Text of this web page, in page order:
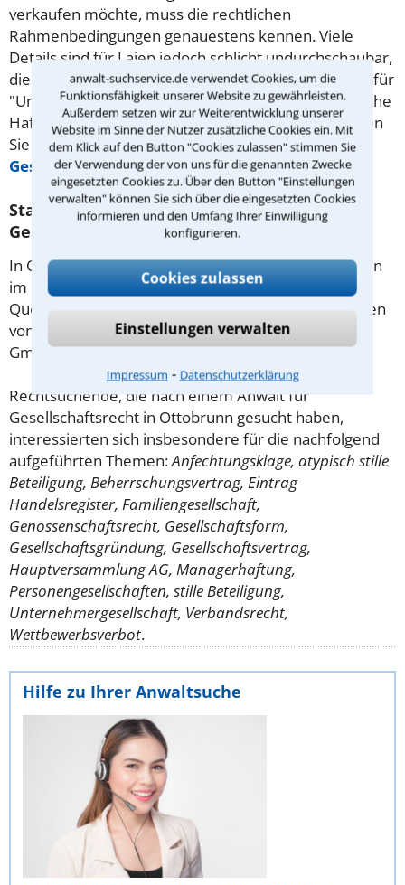
anwalt-suchservice.de verwendet Cookies, um die
Funktionsfähigkeit unserer Website zu gewährleisten.
Außerdem setzen wir zur Weiterentwicklung unserer
Website im Sinne der Nutzer zusätzliche Cookies ein. Mit
dem Klick auf den Button "Cookies zulassen" stimmen Sie
der Verwendung der von uns für die genannten Zwecke
eingesetzten Cookies zu. Über den Button "Einstellungen
verwalten" können Sie sich über die eingesetzten Cookies
informieren und den Umfang Ihrer Einwilligung
konfigurieren.
Cookies zulassen
Einstellungen verwalten
Impressum ⁃ Datenschutzerklärung
verkaufen möchte, muss die rechtlichen
Rahmenbedingungen genauestens kennen. Viele
Details sind für Laien jedoch schlicht undurchschaubar,
die rechtlichen Folgen gelten bekanntlich aber auch für
"Unwissende". Das betrifft vor allem auch die Bereiche
Haftung oderSteuerrechtvon Gesellschaften. Holen
Sie sich fachliche Hilfe beim Anwalt
Gesellschaftsrechtin Ottobrunn.
Statistische Daten zu Anwälten für
Gesellschaftsrecht in Ottobrunn
In Ottobrunn gibt es 6 Rechtsanwälte, die Mandanten
im Gesellschaftsrecht beraten.
Quelle: Anwalt- und Notarverzeichnis, herausgegeben
von der Anwalt Suchservice Verlag Dr. Otto Schmidt
GmbH
Rechtsuchende, die nach einem Anwalt für
Gesellschaftsrecht in Ottobrunn gesucht haben,
interessierten sich insbesondere für die nachfolgend
aufgeführten Themen:Anfechtungsklage, atypisch stille
Beteiligung, Beherrschungsvertrag, Eintrag
Handelsregister, Familiengesellschaft,
Genossenschaftsrecht, Gesellschaftsform,
Gesellschaftsgründung, Gesellschaftsvertrag,
Hauptversammlung AG, Managerhaftung,
Personengesellschaften, stille Beteiligung,
Unternehmergesellschaft, Verbandsrecht,
Wettbewerbsverbot.
Hilfe zu Ihrer Anwaltsuche